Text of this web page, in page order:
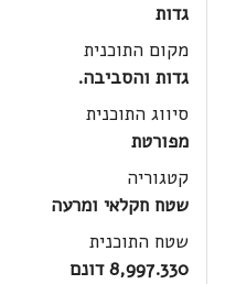
גדות
מקום התוכנית
גדות והסביבה.
סיווג התוכנית
מפורטת
קטגוריה
שטח חקלאי ומרעה
שטח התוכנית
8,997.330 דונם